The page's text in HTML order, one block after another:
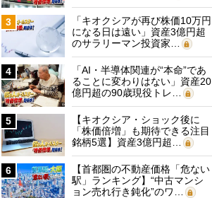
3
「キオクシアが再び株価10万円
になる日は遠い」資産3億円超
のサラリーマン投資家…
4
「AI・半導体関連が“本命”であ
ることに変わりはない」資産20
億円超の90歳現役トレ…
5
【キオクシア・ショック後に
「株価倍増」も期待できる注目
銘柄5選】資産3億円超…
6
【首都圏の不動産価格「危ない
駅」ランキング】“中古マンシ
ョン売れ行き鈍化”のワ…